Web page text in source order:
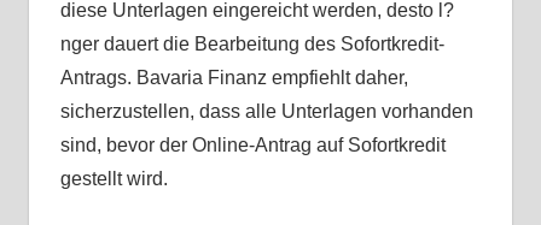
diese Unterlagen eingereicht werden, desto l?
nger dauert die Bearbeitung des Sofortkredit-
Antrags. Bavaria Finanz empfiehlt daher,
sicherzustellen, dass alle Unterlagen vorhanden
sind, bevor der Online-Antrag auf Sofortkredit
gestellt wird.